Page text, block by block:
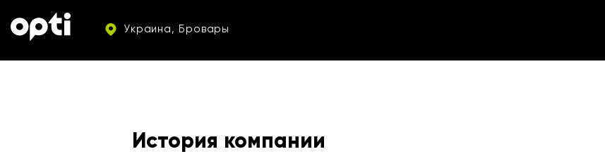
Украина, Бровары
История компании